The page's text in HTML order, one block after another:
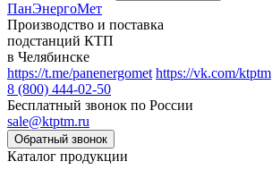
ПанЭнергоМет
Производство и поставка
подстанций КТП
в Челябинске
https://t.me/panenergomet https://vk.com/ktptm
8 (800) 444-02-50
Бесплатный звонок по России
sale@ktptm.ru
Каталог продукции